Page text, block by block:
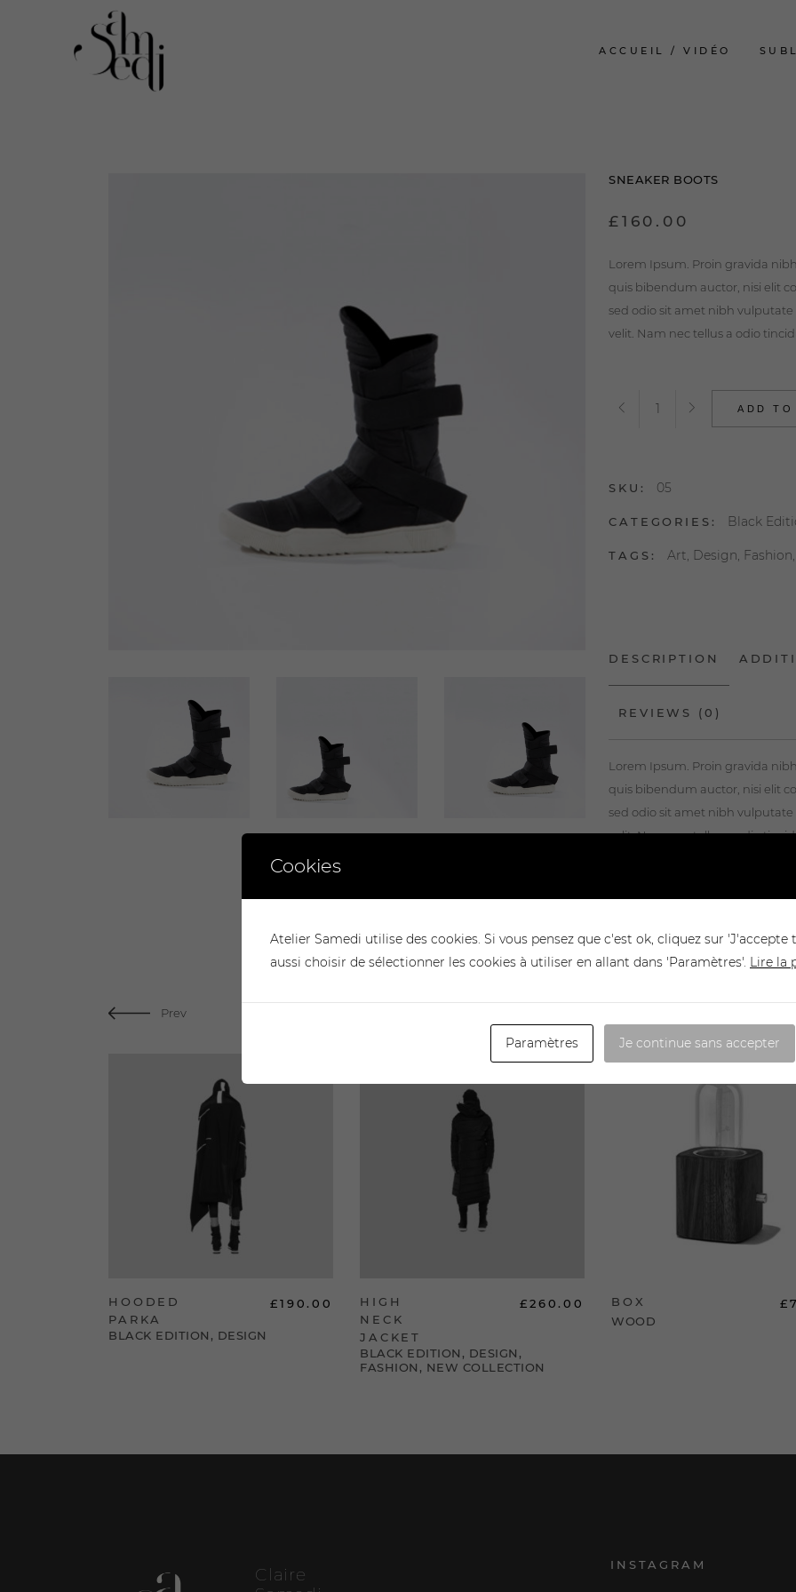
ACCUEIL / VIDÉO
SNEAKER BOOTS
£ 160.00
Lorem Ipsum. Proin gravida
quis bibendum auctor, nisi elit
sed odio sit amet nibh
velit. Nam nec tellus a odio
Sneaker
ADD TO
SKU: 05
CATEGORIES: Black
TAGS: Art, Design, Fashion,
DESCRIPTION
REVIEWS (0)
Lorem Ipsum. Proin gravida
quis bibendum auctor, nisi elit
sed odio sit amet nibh
velit. Nam nec tellus a odio
erat Lorem Ipsum. Proin
Prev
ADD TO CART
HOODED
PARKA
£190.00
BLACK EDITION , DESIGN
ADD TO CART
HIGH
NECK
JACKET
£260.00
BLACK EDITION , DESIGN ,
FASHION , NEW COLLECTION
BOX £
WOOD
Claire
INSTAGRAM
Cookies
Atelier Samedi utilise des cookies. Si vous pensez que c'est ok, cliquez sur 'J'accepte
aussi choisir de sélectionner les cookies à utiliser en allant dans 'Paramètres'. Lire la
Paramètres Je continue sans accepter